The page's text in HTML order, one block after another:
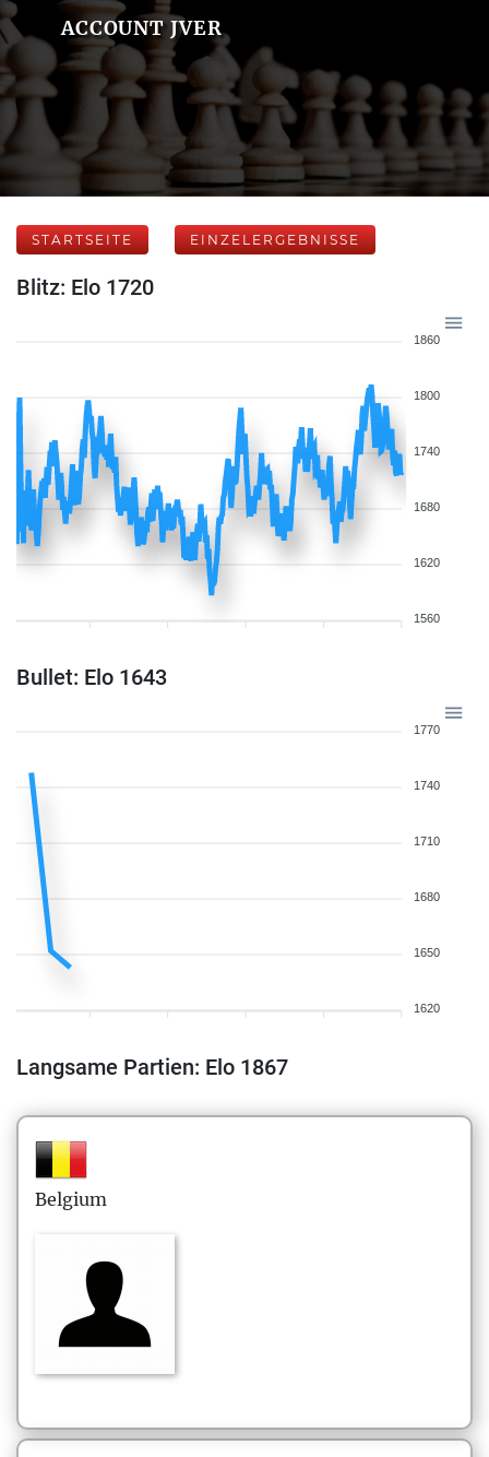
ACCOUNT JVER
STARTSEITE EINZELERGEBNISSE
Blitz: Elo 1720
1860
1800
1740
1680
1620
1560
Bullet: Elo 1643
1770
1740
1710
1680
1650
1620
Langsame Partien: Elo 1867
Belgium